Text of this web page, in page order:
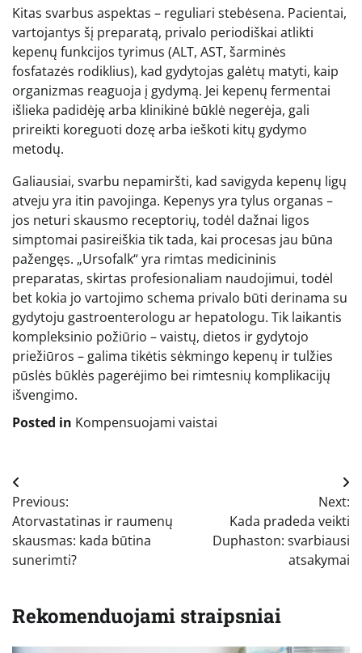
Kitas svarbus aspektas – reguliari stebėsena. Pacientai,
vartojantys šį preparatą, privalo periodiškai atlikti
kepenų funkcijos tyrimus (ALT, AST, šarminės
fosfatazės rodiklius), kad gydytojas galėtų matyti, kaip
organizmas reaguoja į gydymą. Jei kepenų fermentai
išlieka padidėję arba klinikinė būklė negerėja, gali
prireikti koreguoti dozę arba ieškoti kitų gydymo
metodų.
Galiausiai, svarbu nepamiršti, kad savigyda kepenų ligų
atveju yra itin pavojinga. Kepenys yra tylus organas –
jos neturi skausmo receptorių, todėl dažnai ligos
simptomai pasireiškia tik tada, kai procesas jau būna
pažengęs. „Ursofalk“ yra rimtas medicininis
preparatas, skirtas profesionaliam naudojimui, todėl
bet kokia jo vartojimo schema privalo būti derinama su
gydytoju gastroenterologu ar hepatologu. Tik laikantis
kompleksinio požiūrio – vaistų, dietos ir gydytojo
priežiūros – galima tikėtis sėkmingo kepenų ir tulžies
pūslės būklės pagerėjimo bei rimtesnių komplikacijų
išvengimo.
Posted in Kompensuojami vaistai
Navigacija
tarp
įrašų
Previous:
Atorvastatinas ir raumenų
skausmas: kada būtina
sunerimti?
Next:
Kada pradeda veikti
Duphaston: svarbiausi
atsakymai
Rekomenduojami straipsniai